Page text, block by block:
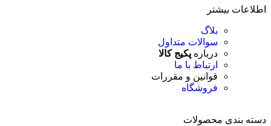
اطلاعات بیشتر
بلاگ
سوالات متداول
درباره پکیج کالا
ارتباط با ما
قوانین و مقررات
فروشگاه
دسته بندی محصولات